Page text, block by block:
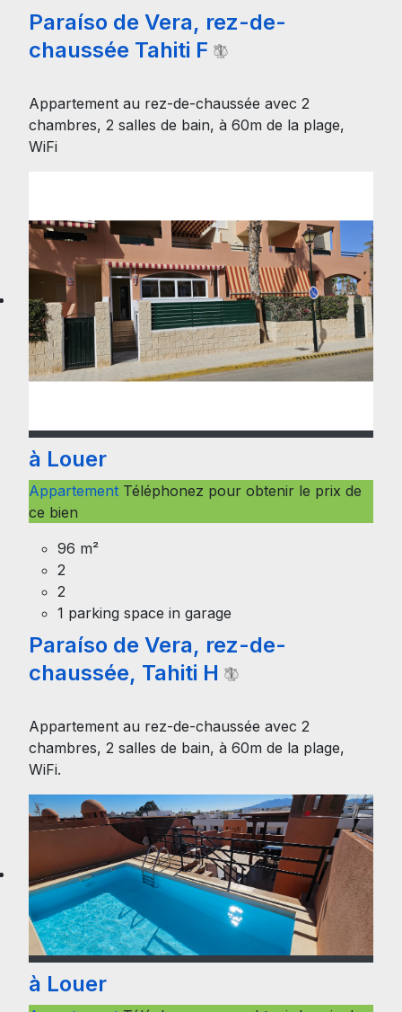
Paraíso de Vera, rez-de-
chaussée Tahiti F
Appartement au rez-de-chaussée avec 2
chambres, 2 salles de bain, à 60m de la plage,
WiFi
à Louer
Appartement Téléphonez pour obtenir le prix de
ce bien
96 m²
2
2
1 parking space in garage
Paraíso de Vera, rez-de-
chaussée, Tahiti H
Appartement au rez-de-chaussée avec 2
chambres, 2 salles de bain, à 60m de la plage,
WiFi.
à Louer